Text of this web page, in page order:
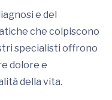
e del
che colpiscono
specialisti offrono
dolore e
della vita.